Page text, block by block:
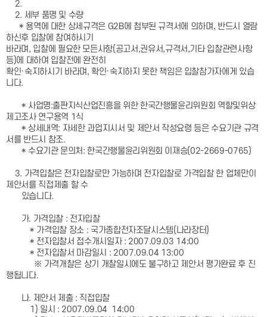
2.
2. 세부 품명 및 수량
* 용역에 대한 상세규격은 G2B에 첨부된 규격서에 의하며, 반드시 열람
하신후 입찰에 참여하시기
바라며, 입찰에 필요한 모든사항(공고서,권유서,규격서,기타 입찰관련사항
등)에 대하여 입찰전에 완전히
확인·숙지하시기 바라며, 확인·숙지하지 못한 책임은 입찰참가자에게 있습
니다.
* 사업명:출판지식산업진흥을 위한 한국간행물윤리위원회 역할및위상
제고조사 연구용역 1식
* 상세내역: 자세한 과업지시서 및 제안서 작성요령 등은 수요기관 규격
서를 반드시 참조.
* 수요기관 문의처: 한국간행물윤리위원회 이재승(02-2669-0765)
3. 가격입찰은 전자입찰로만 가능하며 전자입찰로 가격입찰 한 업체만이
제안서를 직접제출 할 수
있습니다.
가. 가격입찰 : 전자입찰
* 가격입찰 장소 : 국가종합전자조달시스템(나라장터)
* 전자입찰서 접수개시일자 : 2007.09.03 14:00
* 전자입찰서 마감일시 : 2007.09.04 13:00
※ 가격개찰은 상기 개찰일시에도 불구하고 제안서 평가완료 후 진
행됩니다.
나. 제안서 제출 : 직접입찰
1) 일시 : 2007.09.04 14:00